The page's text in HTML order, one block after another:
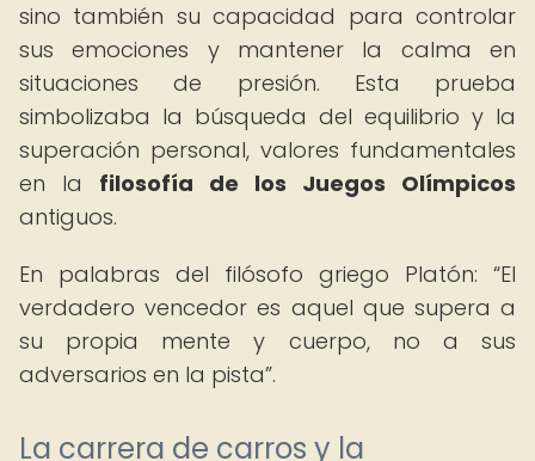
sino también su capacidad para controlar
sus emociones y mantener la calma en
situaciones de presión. Esta prueba
simbolizaba la búsqueda del equilibrio y la
superación personal, valores fundamentales
en la filosofía de los Juegos Olímpicos
antiguos.
En palabras del filósofo griego Platón:
El
verdadero vencedor es aquel que supera a
su propia mente y cuerpo, no a sus
adversarios en la pista .
La carrera de carros y la